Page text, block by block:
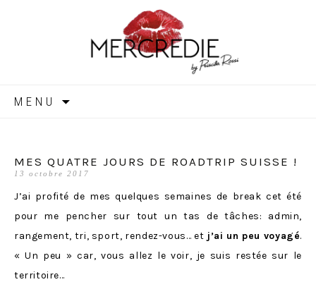
MERCREDIE
MENU
MES QUATRE JOURS DE ROADTRIP SUISSE !
13 octobre 2017
J’ai profité de mes quelques semaines de break cet été
pour me pencher sur tout un tas de tâches: admin,
rangement, tri, sport, rendez-vous… et j’ai un peu voyagé.
« Un peu » car, vous allez le voir, je suis restée sur le
territoire…